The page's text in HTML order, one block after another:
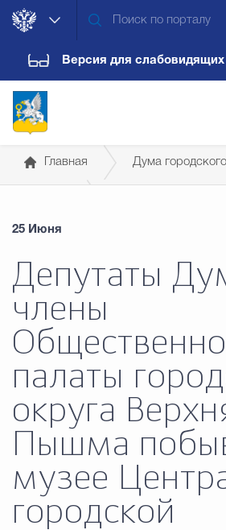
Версия для слабовидящих
Главная Дума
25 Июня
Депутаты
члены
палаты
округа
Пышма
музее
городской